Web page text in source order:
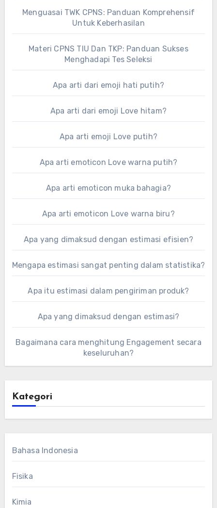
Menguasai TWK CPNS: Panduan Komprehensif
Untuk Keberhasilan
Materi CPNS TIU Dan TKP: Panduan Sukses
Menghadapi Tes Seleksi
Apa arti dari emoji hati putih?
Apa arti dari emoji Love hitam?
Apa arti emoji Love putih?
Apa arti emoticon Love warna putih?
Apa arti emoticon muka bahagia?
Apa arti emoticon Love warna biru?
Apa yang dimaksud dengan estimasi efisien?
Mengapa estimasi sangat penting dalam statistika?
Apa itu estimasi dalam pengiriman produk?
Apa yang dimaksud dengan estimasi?
Bagaimana cara menghitung Engagement secara
keseluruhan?
Kategori
Bahasa Indonesia
Fisika
Kimia